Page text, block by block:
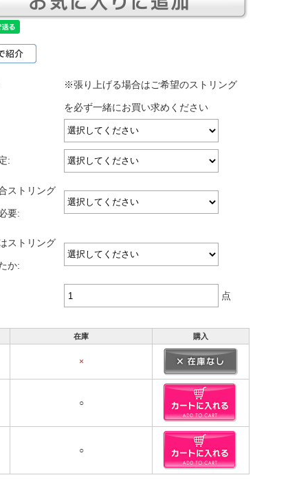
※張り上げる場合はご希望のストリング
を必ず一緒にお買い求めください
:
ストリング
要:
ストリング
か:
点
在庫 購入
×
○
○